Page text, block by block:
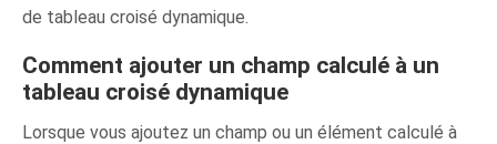
de tableau croisé dynamique.
Comment ajouter un champ calculé à un
tableau croisé dynamique
Lorsque vous ajoutez un champ ou un élément calculé à